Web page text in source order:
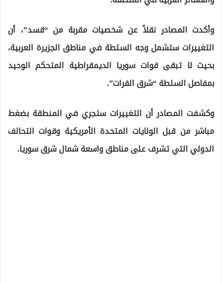
وأكدت المصادر نقلاً عن شخصيات مقربة من “قسد”، أن
التغييرات ستشمل وجه السلطة في مناطق الجزيرة العربية،
بحيث لا تبقى قوات سوريا الديمقراطية المتحكم الوحيد
بمفاصل السلطة “شرق الفرات”.
وكشفت المصادر أن التغييرات ستجري في المنطقة بضغط
مباشر من قبل الولايات المتحدة الأمريكية وقوات التحالف
الدولي التي تشرف على مناطق واسعة شمال شرق سوريا.